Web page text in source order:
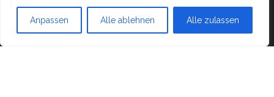
Anpassen Alle ablehnen Alle zulassen
Mit Stolz präsentiert vonWordPress |Theme:Head
Blog